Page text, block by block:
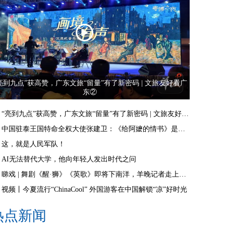
到九点”获高赞，广东文旅“留量”有了新密码 | 文旅友好看广
东②
“亮到九点”获高赞，广东文旅“留量”有了新密码 | 文旅友好看广东②
中国驻泰王国特命全权大使张建卫：《给阿嬷的情书》是讲好中国故事的好抓手
这，就是人民军队！
AI无法替代大学，他向年轻人发出时代之问
睇戏 | 舞剧《醒·狮》《英歌》即将下南洋，羊晚记者走上舞台体验白金狮头
视频丨今夏流行“ChinaCool” 外国游客在中国解锁“凉”好时光
点新闻